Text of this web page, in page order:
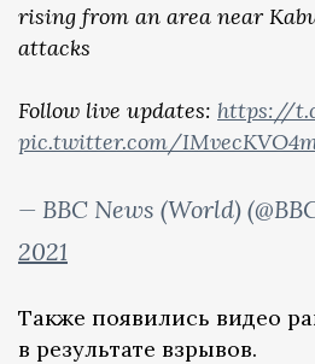
rising from an area near
attacks
Follow live updates: https://
pic.twitter.com/
— BBC News (World)
2021
Также появились видео
в результате взрывов.